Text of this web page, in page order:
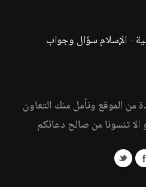
-الإسلام سؤال وجواب
من الموقع ونأمل منك التعاون
الا تنسونا من صالح دعائكم